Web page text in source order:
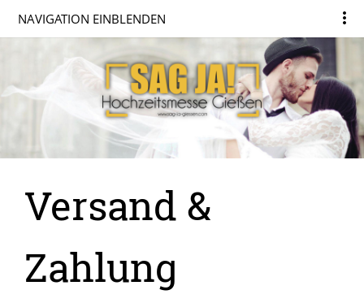
NAVIGATION EINBLENDEN
Versand &
Zahlung